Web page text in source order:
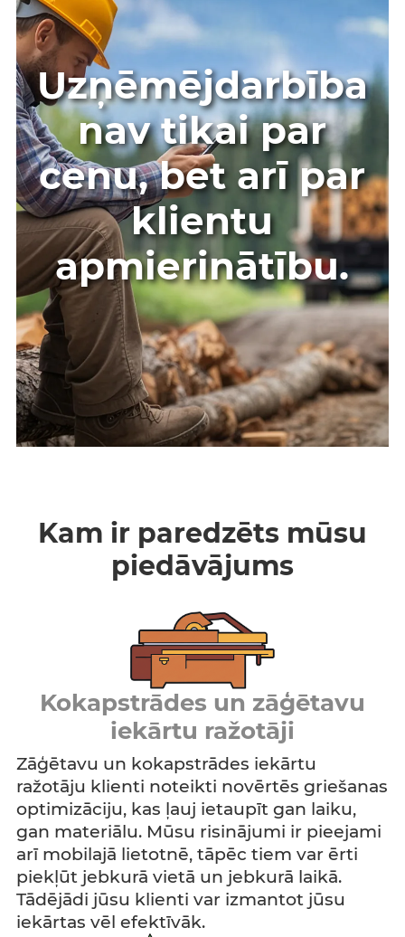
Uzņēmējdarbība
nav tikai par
cenu, bet arī par
klientu
apmierinātību.
Kam ir paredzēts mūsu
piedāvājums
Kokapstrādes un zāģētavu
iekārtu ražotāji
Zāģētavu un kokapstrādes iekārtu
ražotāju klienti noteikti novērtēs griešanas
optimizāciju, kas ļauj ietaupīt gan laiku,
gan materiālu. Mūsu risinājumi ir pieejami
arī mobilajā lietotnē, tāpēc tiem var ērti
piekļūt jebkurā vietā un jebkurā laikā.
Tādējādi jūsu klienti var izmantot jūsu
iekārtas vēl efektīvāk.